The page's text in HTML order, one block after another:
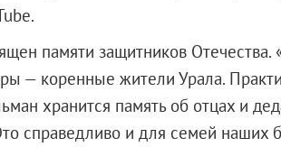
памяти защитников Отечества.
— коренные жители Урала.
хранится память об отцах и
справедливо и для семей наших